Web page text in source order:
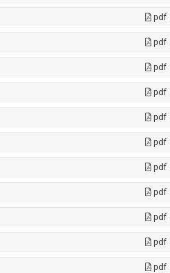
pdf
pdf
pdf
pdf
pdf
pdf
pdf
pdf
pdf
pdf
pdf